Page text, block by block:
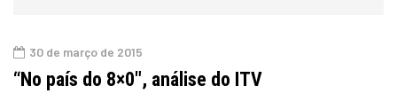
30 de março de 2015
“No país do 8×0″, análise do ITV